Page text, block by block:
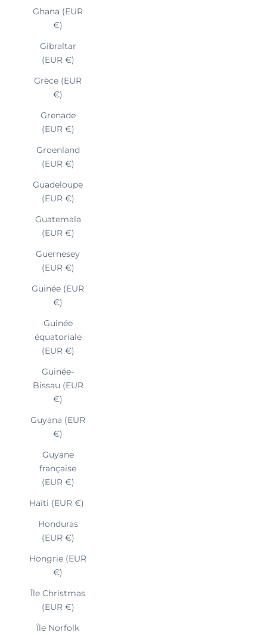
Ghana (EUR
€)
Gibraltar
(EUR €)
Grèce (EUR
€)
Grenade
(EUR €)
Groenland
(EUR €)
Guadeloupe
(EUR €)
Guatemala
(EUR €)
Guernesey
(EUR €)
Guinée (EUR
€)
Guinée
équatoriale
(EUR €)
Guinée-
Bissau (EUR
€)
Guyana (EUR
€)
Guyane
française
(EUR €)
Haïti (EUR €)
Honduras
(EUR €)
Hongrie (EUR
€)
Île Christmas
(EUR €)
Île Norfolk